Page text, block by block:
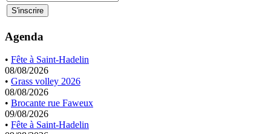
Agenda
• Fête à Saint-Hadelin
08/08/2026
• Grass volley 2026
08/08/2026
• Brocante rue Faweux
09/08/2026
• Fête à Saint-Hadelin